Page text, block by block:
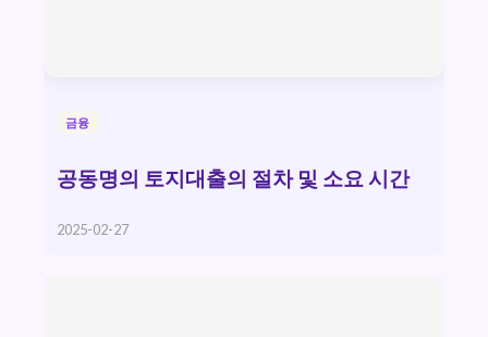
금융
공동명의 토지대출의 절차 및 소요 시간
2025-02-27